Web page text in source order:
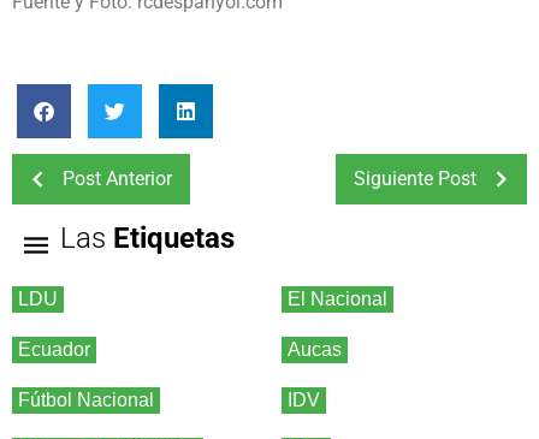
Post Anterior Siguiente Post
Las Etiquetas
LDU El Nacional
Ecuador Aucas
Fútbol Nacional IDV